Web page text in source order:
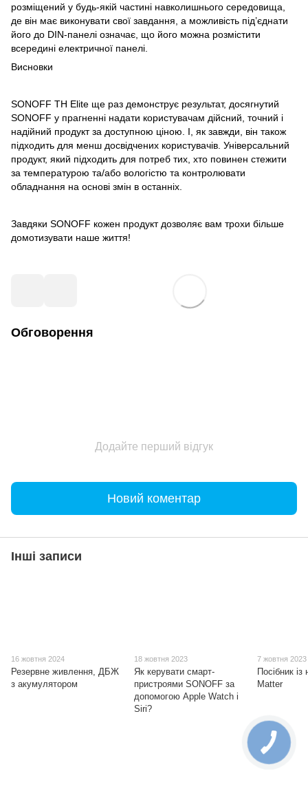
розміщений у будь-якій частині навколишнього середовища,
де він має виконувати свої завдання, а можливість під’єднати
його до DIN-панелі означає, що його можна розмістити
всередині електричної панелі.
Висновки
SONOFF TH Elite ще раз демонструє результат, досягнутий
SONOFF у прагненні надати користувачам дійсний, точний і
надійний продукт за доступною ціною. І, як завжди, він також
підходить для менш досвідчених користувачів. Універсальний
продукт, який підходить для потреб тих, хто повинен стежити
за температурою та/або вологістю та контролювати
обладнання на основі змін в останніх.
Завдяки SONOFF кожен продукт дозволяє вам трохи більше
домотизувати наше життя!
Обговорення
Додайте перший відгук
Новий коментар
Інші записи
16 жовтня 2024
Резервне живлення, ДБЖ
з акумулятором
18 жовтня 2023
Як керувати смарт-
пристроями SONOFF за
допомогою Apple Watch і
Siri?
7 жовтня 2023
Посібник
Matter